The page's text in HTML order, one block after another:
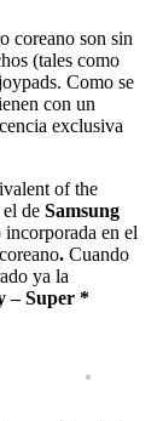
coreano son sin
(tales como
Como se
con un
exclusiva
of the
de Samsung
en el
. Cuando
ya la
– Super *